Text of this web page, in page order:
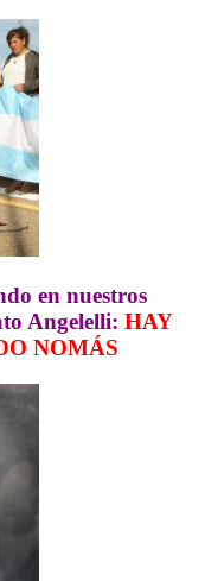
en nuestros
Angelelli: HAY
NOMÁS